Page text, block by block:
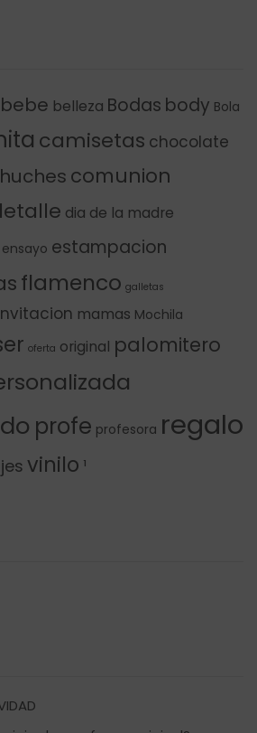
bebe belleza Bodas body Bola
camisetas chocolate
comunion
dia de la madre
ensayo estampacion
flamenco galletas
mamas Mochila
oferta original palomitero
profe profesora regalo
vinilo ¹